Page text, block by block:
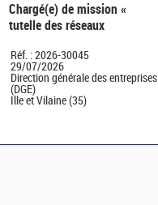
Chargé(e) de mission «
tutelle des réseaux
automobile et mobilité H/F
Réf. : 2026-30045
29/07/2026
Direction générale des entreprises
(DGE)
Ille et Vilaine (35)